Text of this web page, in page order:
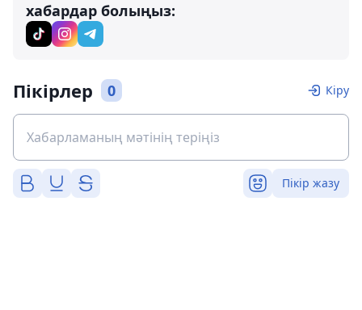
хабардар болыңыз:
Пікірлер 0 Кіру
Пікір жазу